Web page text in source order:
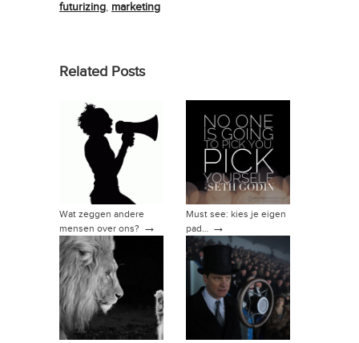
futurizing, marketing
Related Posts
Wat zeggen andere
mensen over ons? →
Must see: kies je eigen
pad… →